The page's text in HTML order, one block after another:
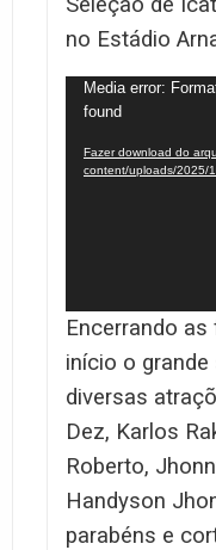
Seleção de
no Estádio
Tocador
de
vídeo
Media error:
found
Fazer download do
content/uploads/2025/
Encerrando
início o
diversas
Dez, Karlos
Roberto,
Handyson
parabéns e